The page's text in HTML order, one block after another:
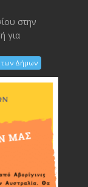
στην
για
των Δήμων